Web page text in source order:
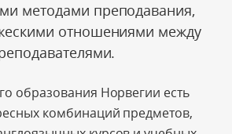
методами преподавания,
отношениями между
образования Норвегии есть
комбинаций предметов,